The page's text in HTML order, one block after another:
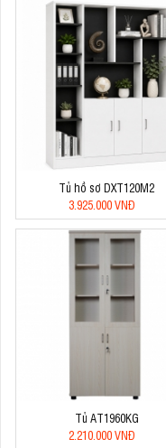
Tủ hồ sơ DXT120M2
3.925.000 VNĐ
Tủ AT1960KG
2.210.000 VNĐ